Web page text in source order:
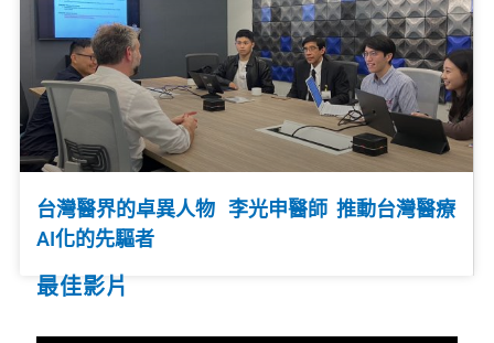
台灣醫界的卓異人物 李光申醫師 推動台灣醫療
AI化的先驅者
最佳影片